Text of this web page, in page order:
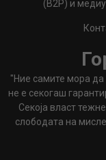
(B2P) и
"Ние самите мора да
не е секогаш
Секоја власт
слободата на